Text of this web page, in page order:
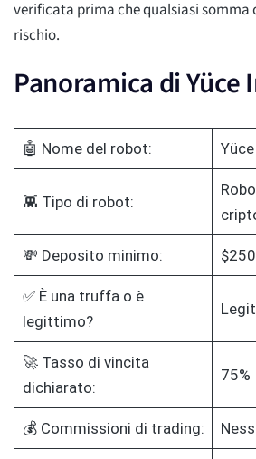
verificata prima che qualsiasi somma
rischio.
Panoramica di Yüce
🤖 Nome del robot:
👾 Tipo di robot:
💸 Deposito minimo: $250
✅ È una truffa o è
legittimo?
🚀 Tasso di vincita
dichiarato:
75%
💰 Commissioni di trading: